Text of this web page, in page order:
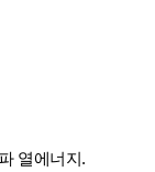
열에너지.